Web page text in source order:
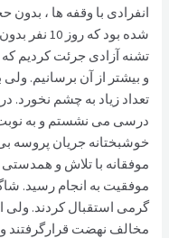
انفرادی با وقفه ها ،
شده بود که
تشنه آزادی جرئت کردیم
و بیشتر از آن برسانیم.
تعداد زیاد به چشم
درسی می نشستم و به نوبت
خوشبختانه جریان پروسه
موفقانه با تلاش و
موفقیت به انجام رسید.
گرمی استقبال کردند. ولی
مخالف نهضت قرارگرفتند